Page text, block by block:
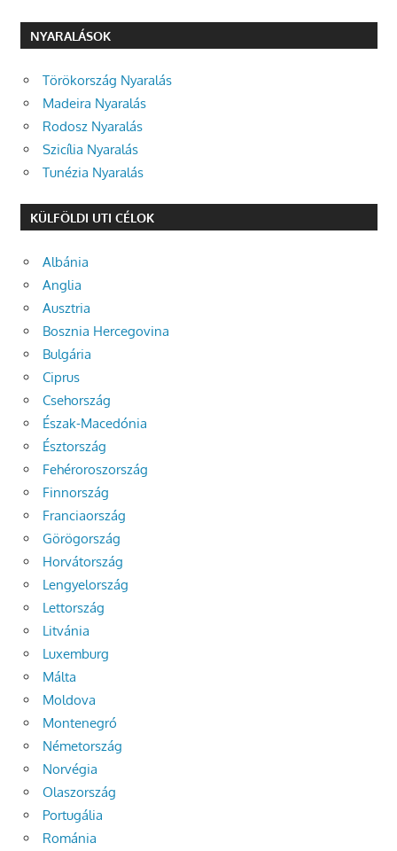
NYARALÁSOK
Törökország Nyaralás
Madeira Nyaralás
Rodosz Nyaralás
Szicília Nyaralás
Tunézia Nyaralás
KÜLFÖLDI UTI CÉLOK
Albánia
Anglia
Ausztria
Bosznia Hercegovina
Bulgária
Ciprus
Csehország
Észak-Macedónia
Észtország
Fehéroroszország
Finnország
Franciaország
Görögország
Horvátország
Lengyelország
Lettország
Litvánia
Luxemburg
Málta
Moldova
Montenegró
Németország
Norvégia
Olaszország
Portugália
Románia